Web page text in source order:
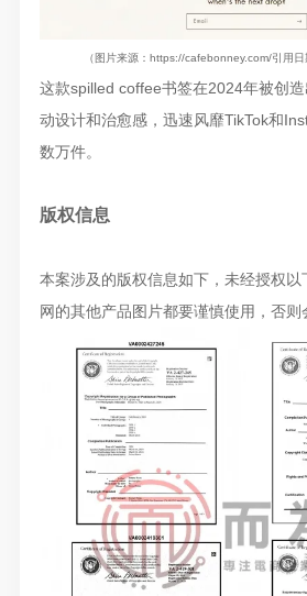
（图片来源：https://cafebonney.com/引用
这款spilled coffee书签在2024年被创
动设计和治愈感，迅速风靡TikTok和
数万件。
版权信息
本案涉及的版权信息如下，未经授权以
网的其他产品图片都要谨慎使用，否则